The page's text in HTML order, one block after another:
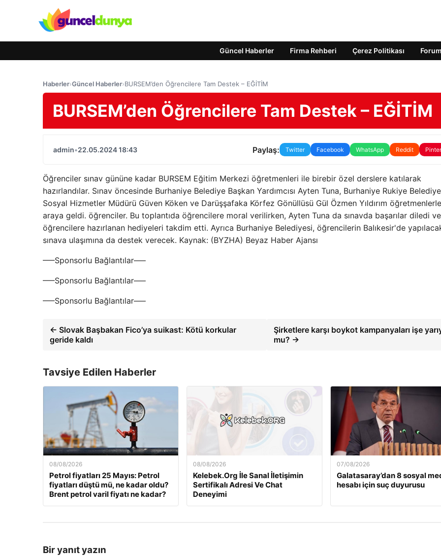
Güncel Haberler Firma Rehberi Çerez Politikası Forum
Haberler›Güncel Haberler›BURSEM’den Öğrencilere Tam Destek – EĞİTİM
BURSEM’den Öğrencilere Tam Destek – EĞİTİM
admin•22.05.2024 18:43 Paylaş: Twitter Facebook WhatsApp Reddit
Öğrenciler sınav gününe kadar BURSEM Eğitim Merkezi öğretmenleri ile birebir özel derslere katılarak
hazırlandılar. Sınav öncesinde Burhaniye Belediye Başkan Yardımcısı Ayten Tuna, Burhaniye Rukiye
Sosyal Hizmetler Müdürü Güven Köken ve Darüşşafaka Körfez Gönüllüsü Gül Özmen Yıldırım
araya geldi. öğrenciler. Bu toplantıda öğrencilere moral verilirken, Ayten Tuna da sınavda başarılar diledi ve
öğrencilere hazırlanan hediyeleri takdim etti. Ayrıca Burhaniye Belediyesi, öğrencilerin Balıkesir'de
sınava ulaşımına da destek verecek. Kaynak: (BYZHA) Beyaz Haber Ajansı
—–Sponsorlu Bağlantılar—–
—–Sponsorlu Bağlantılar—–
—–Sponsorlu Bağlantılar—–
← Slovak Başbakan Fico’ya suikast: Kötü korkular
geride kaldı
Şirketlere karşı boykot kampanyaları işe
mu? →
Tavsiye Edilen Haberler
08/08/2026
Petrol fiyatları 25 Mayıs: Petrol
fiyatları düştü mü, ne kadar oldu?
Brent petrol varil fiyatı ne kadar?
08/08/2026
Kelebek.Org İle Sanal İletişimin
Sertifikalı Adresi Ve Chat
Deneyimi
07/08/2026
Galatasaray’dan 8 sosyal
hesabı için suç duyurusu
Bir yanıt yazın